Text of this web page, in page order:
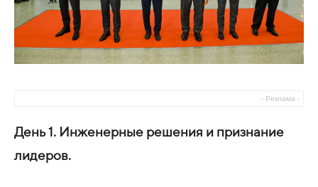
- Реклама -
День 1. Инженерные решения и признание
лидеров.